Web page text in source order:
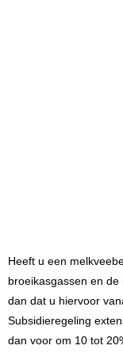
Heeft u een
broeikasgassen en
dan dat u hiervoor
Subsidieregeling
dan voor om 10 tot